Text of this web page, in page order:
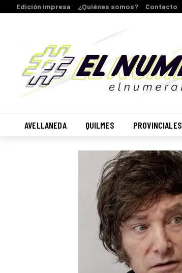
Edición impresa ¿Quiénes somos? Contacto
AVELLANEDA QUILMES PROVINCIALES